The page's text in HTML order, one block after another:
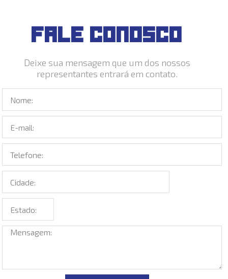
FALE CONOSCO
Deixe sua mensagem que um dos nossos
representantes entrará em contato.